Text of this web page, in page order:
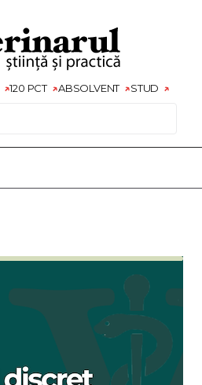
120 PCT ABSOLVENT STUD